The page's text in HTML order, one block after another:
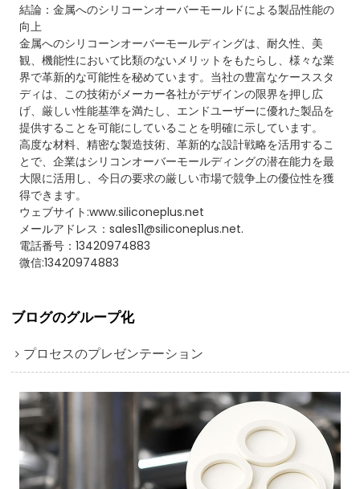
結論：金属へのシリコーンオーバーモールドによる製品性能の
向上
金属へのシリコーンオーバーモールディングは、耐久性、美
観、機能性において比類のないメリットをもたらし、様々な業
界で革新的な可能性を秘めています。当社の豊富なケーススタ
ディは、この技術がメーカー各社がデザインの限界を押し広
げ、厳しい性能基準を満たし、エンドユーザーに優れた製品を
提供することを可能にしていることを明確に示しています。
高度な材料、精密な製造技術、革新的な設計戦略を活用するこ
とで、企業はシリコンオーバーモールディングの潜在能力を最
大限に活用し、今日の要求の厳しい市場で競争上の優位性を獲
得できます。
ウェブサイト:www.siliconeplus.net
メールアドレス：sales11@siliconeplus.net.
電話番号：13420974883
微信:13420974883
ブログのグループ化
プロセスのプレゼンテーション